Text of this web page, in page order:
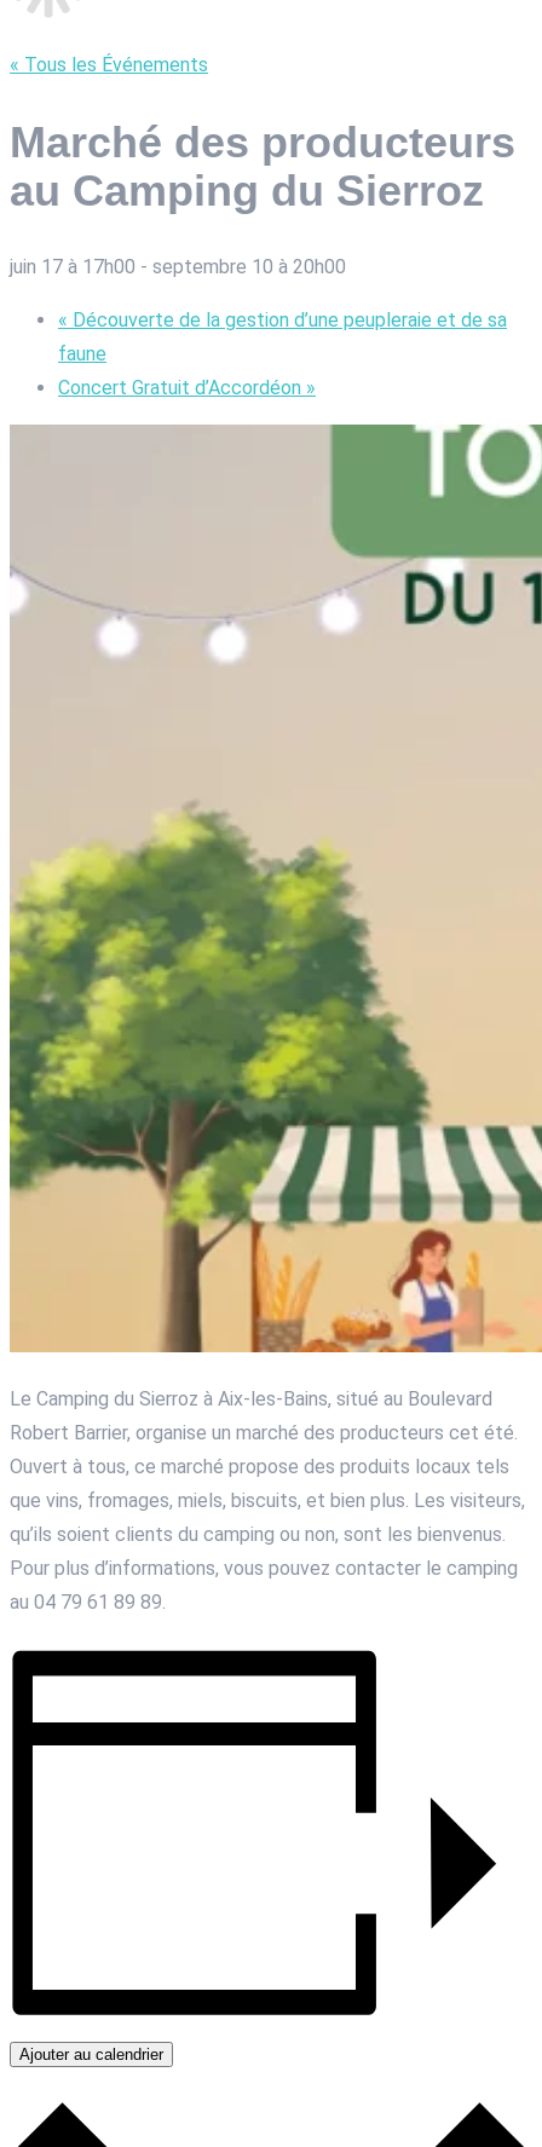
« Tous les Événements
Marché des producteurs
au Camping du Sierroz
juin 17 à 17h00 - septembre 10 à 20h00
« Découverte de la gestion d’une peupleraie et de sa
faune
Concert Gratuit d’Accordéon »
Le Camping du Sierroz à Aix-les-Bains, situé au Boulevard
Robert Barrier, organise un marché des producteurs cet été.
Ouvert à tous, ce marché propose des produits locaux tels
que vins, fromages, miels, biscuits, et bien plus. Les visiteurs,
qu’ils soient clients du camping ou non, sont les bienvenus.
Pour plus d’informations, vous pouvez contacter le camping
au 04 79 61 89 89.
Ajouter au calendrier